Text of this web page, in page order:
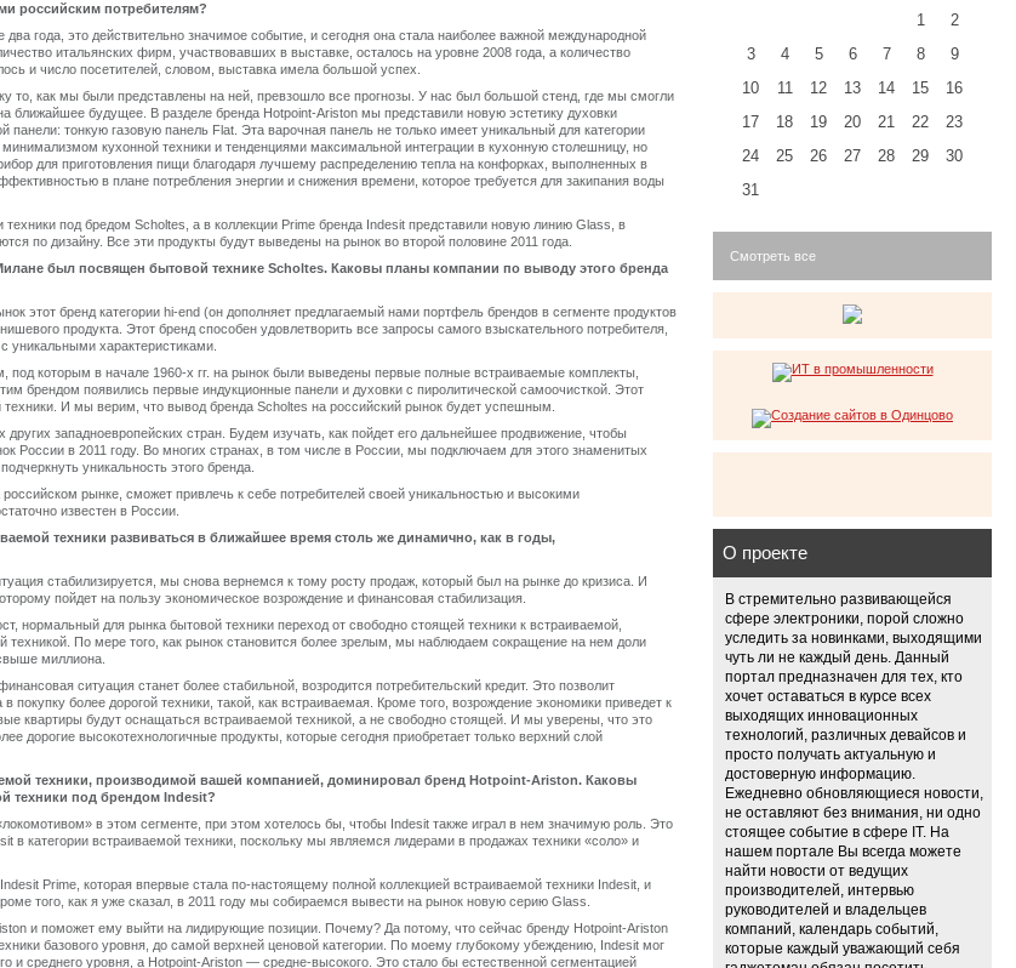
российским потребителям?
года, это действительно значимое событие, и сегодня она стала наиболее важной международной
итальянских фирм, участвовавших в выставке, осталось на уровне 2008 года, а количество
и число посетителей, словом, выставка имела большой успех.
то, как мы были представлены на ней, превзошло все прогнозы. У нас был большой стенд, где мы смогли
ближайшее будущее. В разделе бренда Hotpoint-Ariston мы представили новую эстетику духовки
тонкую газовую панель Flat. Эта варочная панель не только имеет уникальный для категории
кухонной техники и тенденциями максимальной интеграции в кухонную столешницу, но
для приготовления пищи благодаря лучшему распределению тепла на конфорках, выполненных в
в плане потребления энергии и снижения времени, которое требуется для закипания воды
под бредом Scholtes, а в коллекции Prime бренда Indesit представили новую линию Glass, в
по дизайну. Все эти продукты будут выведены на рынок во второй половине 2011 года.
был посвящен бытовой технике Scholtes. Каковы планы компании по выводу этого бренда
этот бренд категории hi-end (он дополняет предлагаемый нами портфель брендов в сегменте продуктов
продукта. Этот бренд способен удовлетворить все запросы самого взыскательного потребителя,
уникальными характеристиками.
которым в начале 1960-х гг. на рынок были выведены первые полные встраиваемые комплекты,
брендом появились первые индукционные панели и духовки с пиролитической самоочисткой. Этот
И мы верим, что вывод бренда Scholtes на российский рынок будет успешным.
западноевропейских стран. Будем изучать, как пойдет его дальнейшее продвижение, чтобы
России в 2011 году. Во многих странах, в том числе в России, мы подключаем для этого знаменитых
уникальность этого бренда.
рынке, сможет привлечь к себе потребителей своей уникальностью и высокими
известен в России.
техники развиваться в ближайшее время столь же динамично, как в годы,
стабилизируется, мы снова вернемся к тому росту продаж, который был на рынке до кризиса. И
пойдет на пользу экономическое возрождение и финансовая стабилизация.
нормальный для рынка бытовой техники переход от свободно стоящей техники к встраиваемой,
техникой. По мере того, как рынок становится более зрелым, мы наблюдаем сокращение на нем доли
миллиона.
ситуация станет более стабильной, возродится потребительский кредит. Это позволит
покупку более дорогой техники, такой, как встраиваемая. Кроме того, возрождение экономики приведет к
квартиры будут оснащаться встраиваемой техникой, а не свободно стоящей. И мы уверены, что это
дорогие высокотехнологичные продукты, которые сегодня приобретает только верхний слой
техники, производимой вашей компанией, доминировал бренд Hotpoint-Ariston. Каковы
техники под брендом Indesit?
в этом сегменте, при этом хотелось бы, чтобы Indesit также играл в нем значимую роль. Это
в категории встраиваемой техники, поскольку мы являемся лидерами в продажах техники «соло» и
Prime, которая впервые стала по-настоящему полной коллекцией встраиваемой техники Indesit, и
того, как я уже сказал, в 2011 году мы собираемся вывести на рынок новую серию Glass.
и поможет ему выйти на лидирующие позиции. Почему? Да потому, что сейчас бренду Hotpoint-Ariston
базового уровня, до самой верхней ценовой категории. По моему глубокому убеждению, Indesit мог
и среднего уровня, а Hotpoint-Ariston — средне-высокого. Это стало бы естественной сегментацией
1
2
3
4 5 6 7 8
9
10
11 12 13 14 15
16
17
18 19 20 21 22
23
24
25 26 27 28 29
30
31
Смотреть все
О проекте
В стремительно развивающейся
сфере электроники, порой сложно
уследить за новинками, выходящими
чуть ли не каждый день. Данный
портал предназначен для тех, кто
хочет оставаться в курсе всех
выходящих инновационных
технологий, различных девайсов и
просто получать актуальную и
достоверную информацию.
Ежедневно обновляющиеся новости,
не оставляют без внимания, ни одно
стоящее событие в сфере IT. На
нашем портале Вы всегда можете
найти новости от ведущих
производителей, интервью
руководителей и владельцев
компаний, календарь событий,
которые каждый уважающий себя